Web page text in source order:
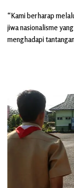
“Kami berharap
jiwa nasionalisme
menghadapi